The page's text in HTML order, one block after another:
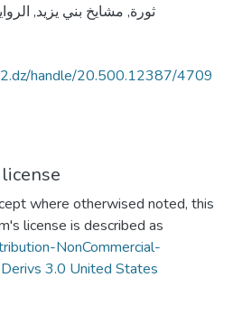
ثورة, مشايخ بني يزيد,
handle/20.500.12387/4709
where otherwised noted, this
license is described as
NonCommercial-
3.0 United States